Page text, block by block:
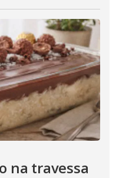
na travessa